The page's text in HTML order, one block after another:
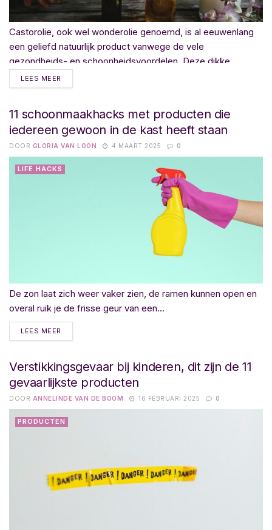
Castorolie, ook wel wonderolie genoemd, is al eeuwenlang
een geliefd natuurlijk product vanwege de vele
gezondheids- en schoonheidsvoordelen. Deze dikke,...
LEES MEER
11 schoonmaakhacks met producten die
iedereen gewoon in de kast heeft staan
DOOR GLORIA VAN LOON 4 MAART 2025 0
LIFE HACKS
De zon laat zich weer vaker zien, de ramen kunnen open en
overal ruik je de frisse geur van een...
LEES MEER
Verstikkingsgevaar bij kinderen, dit zijn de 11
gevaarlijkste producten
DOOR ANNELINDE VAN DE BOOM 16 FEBRUARI 2025 0
PRODUCTEN